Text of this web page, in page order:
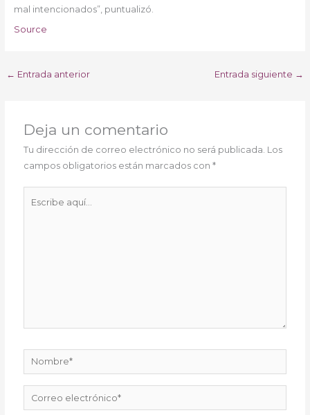
mal intencionados”, puntualizó.
Source
← Entrada anterior Entrada siguiente →
Deja un comentario
Tu dirección de correo electrónico no será publicada. Los
campos obligatorios están marcados con*
Nombre*
Correo
electrónico*